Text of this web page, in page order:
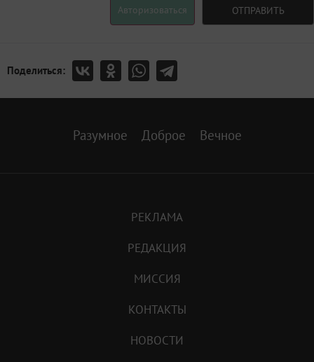
Авторизоваться ОТПРАВИТЬ
Поделиться:
Разумное Доброе Вечное
РЕКЛАМА
РЕДАКЦИЯ
МИССИЯ
КОНТАКТЫ
НОВОСТИ